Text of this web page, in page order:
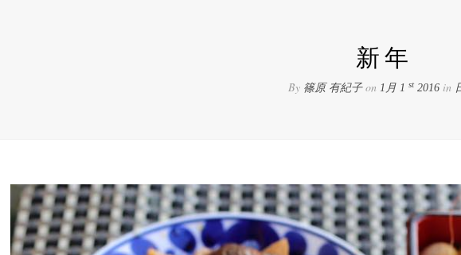
新年
By 篠原 有紀子on 1月 1 st2016in